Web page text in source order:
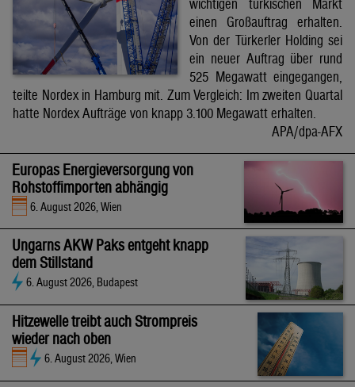
wichtigen türkischen Markt
einen Großauftrag erhalten.
Von der Türkerler Holding sei
ein neuer Auftrag über rund
525 Megawatt eingegangen,
teilte Nordex in Hamburg mit. Zum Vergleich: Im zweiten Quartal
hatte Nordex Aufträge von knapp 3.100 Megawatt erhalten.
APA/dpa-AFX
Europas Energieversorgung von
Rohstoffimporten abhängig
6. August 2026, Wien
Ungarns AKW Paks entgeht knapp
dem Stillstand
6. August 2026, Budapest
Hitzewelle treibt auch Strompreis
wieder nach oben
6. August 2026, Wien